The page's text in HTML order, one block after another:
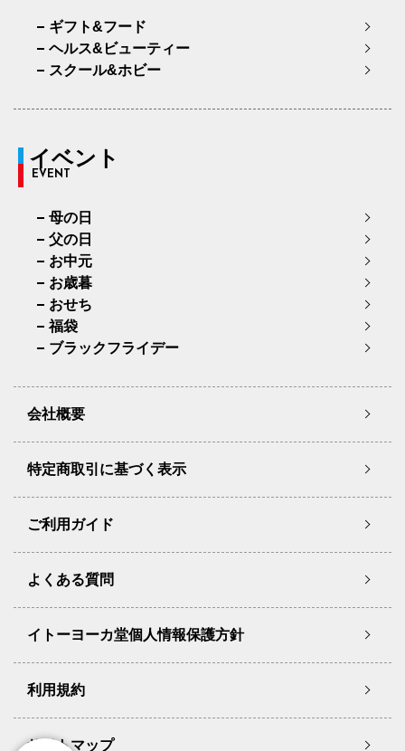
ギフト&フード
ヘルス&ビューティー
スクール&ホビー
イベント
EVENT
母の日
父の日
お中元
お歳暮
おせち
福袋
ブラックフライデー
会社概要
特定商取引に基づく表示
ご利用ガイド
よくある質問
イトーヨーカ堂個人情報保護方針
利用規約
サイトマップ